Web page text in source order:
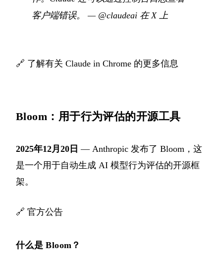
客户端错误。
— @claudeai 在 X 上
🔗 了解有关 Claude in Chrome 的更多信息
Bloom：用于行为评估的开源工具
2025年12月20日 — Anthropic 发布了 Bloom，这
是一个用于自动生成 AI 模型行为评估的开源框
架。
🔗 官方公告
什么是 Bloom？